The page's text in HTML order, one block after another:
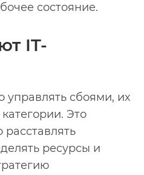
состояние.
IT-
управлять сбоями, их
Это
ресурсы и